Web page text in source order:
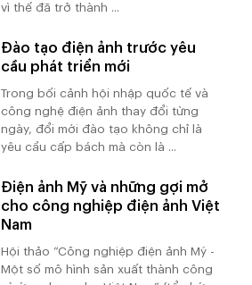
vì thế đã trở thành ...
Đào tạo điện ảnh trước yêu
cầu phát triển mới
Trong bối cảnh hội nhập quốc tế và
công nghệ điện ảnh thay đổi từng
ngày, đổi mới đào tạo không chỉ là
yêu cầu cấp bách mà còn là ...
Điện ảnh Mỹ và những gợi mở
cho công nghiệp điện ảnh Việt
Nam
Hội thảo “Công nghiệp điện ảnh Mỹ -
Một số mô hình sản xuất thành công